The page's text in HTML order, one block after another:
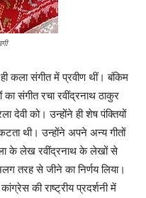
ही कला संगीत में प्रवीण थीं। बंकिम
का संगीत रचा रवींद्रनाथ ठाकुर
देवी को। उन्होंने ही शेष पंक्तियों
थी। उन्होंने अपने अन्य गीतों
के लेख रवींद्रनाथ के लेखों से
तरह से जीने का निर्णय लिया।
की राष्ट्रीय प्रदर्शनी में